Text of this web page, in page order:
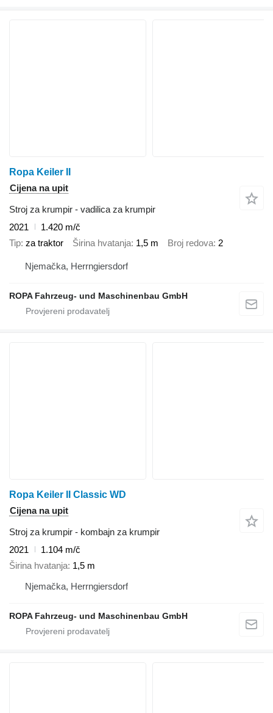
Ropa Keiler II
Cijena na upit
Stroj za krumpir - vadilica za krumpir
2021
1.420 m/č
Tip za traktor Širina hvatanja 1,5 m Broj redova 2
Njemačka, Herrngiersdorf
ROPA Fahrzeug- und Maschinenbau GmbH
Ropa Keiler II Classic WD
Cijena na upit
Stroj za krumpir - kombajn za krumpir
2021
1.104 m/č
Širina hvatanja 1,5 m
Njemačka, Herrngiersdorf
ROPA Fahrzeug- und Maschinenbau GmbH